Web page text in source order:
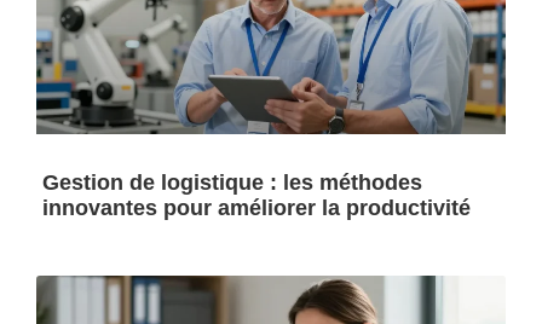
Gestion de logistique : les méthodes
innovantes pour améliorer la productivité